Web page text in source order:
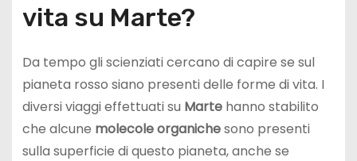
vita su Marte?
Da tempo gli scienziati cercano di capire se sul
pianeta rosso siano presenti delle forme di vita. I
diversi viaggi effettuati su Martehanno stabilito
che alcune molecole organichesono presenti
sulla superficie di questo pianeta, anche se